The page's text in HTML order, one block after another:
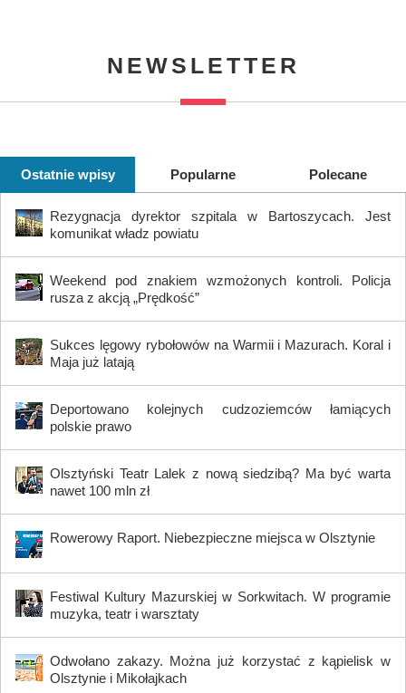
NEWSLETTER
Ostatnie wpisy Popularne Polecane
Rezygnacja dyrektor szpitala w Bartoszycach. Jest
komunikat władz powiatu
Weekend pod znakiem wzmożonych kontroli. Policja
rusza z akcją „Prędkość”
Sukces lęgowy rybołowów na Warmii i Mazurach. Koral i
Maja już latają
Deportowano kolejnych cudzoziemców łamiących
polskie prawo
Olsztyński Teatr Lalek z nową siedzibą? Ma być warta
nawet 100 mln zł
Rowerowy Raport. Niebezpieczne miejsca w Olsztynie
Festiwal Kultury Mazurskiej w Sorkwitach. W programie
muzyka, teatr i warsztaty
Odwołano zakazy. Można już korzystać z kąpielisk w
Olsztynie i Mikołajkach